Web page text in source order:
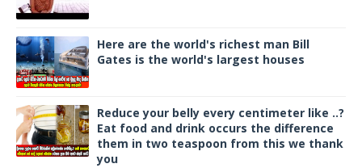
Here are the world's richest man Bill
Gates is the world's largest houses
Reduce your belly every centimeter like ..?
Eat food and drink occurs the difference
them in two teaspoon from this we thank
you